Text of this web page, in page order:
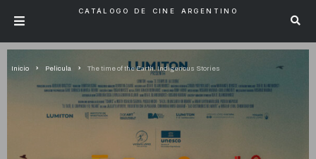
CATÁLOGO DE CINE ARGENTINO
Inicio Pelicula The time of the Earth. Indigenous Stories